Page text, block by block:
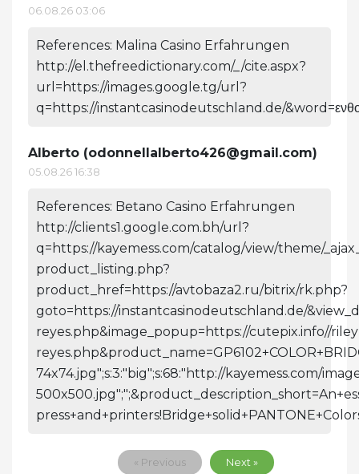
06.08.26 03:06
References: Malina Casino Erfahrungen
http://el.thefreedictionary.com/_/cite.aspx?
url=https://images.google.tg/url?
q=https://instantcasinodeutschland.de/
Alberto (odonnellalberto426@gmail.com)
05.08.26 16:38
References: Betano Casino Erfahrungen
http://clients1.google.com.bh/url?
q=https://kayemess.com/catalog/view/theme/
product_listing.php?
product_href=https://avtobaza2.ru/bitrix/rk.php?
goto=https://instantcasinodeutschland.de/
reyes.php&image_popup=https://cutepix.info//
74x74.jpg";s:3:"big";s:68:"http://kayemess.com/
« Previous Next »